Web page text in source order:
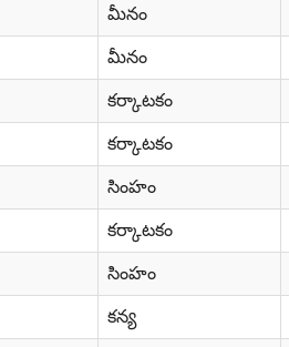
మీనం
మీనం
కర్కాటకం
కర్కాటకం
సింహం
కర్కాటకం
సింహం
కన్య